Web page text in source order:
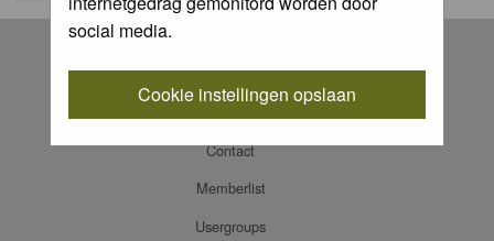
social media.
Cookie instellingen opslaan
Log in
Contact
Memberlist
Usergroups